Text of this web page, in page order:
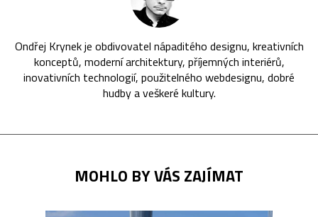
Ondřej Krynek je obdivovatel nápaditého designu, kreativních
konceptů, moderní architektury, příjemných interiérů,
inovativních technologií, použitelného webdesignu, dobré
hudby a veškeré kultury.
MOHLO BY VÁS ZAJÍMAT